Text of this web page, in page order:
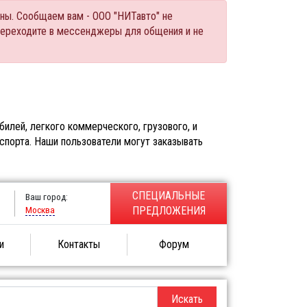
Сообщаем вам - ООО "НИТавто" не
в мессенджеры для общения и не
легкого коммерческого, грузового, и
Наши пользователи могут заказывать
Ваш город:
Москва
СПЕЦИАЛЬНЫЕ
ПРЕДЛОЖЕНИЯ
Контакты Форум
Искать